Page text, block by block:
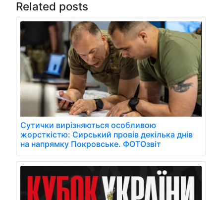
Related posts
Сутички вирізняються особливою
жорсткістю: Сирський провів декілька днів
на напрямку Покровське. ФОТОзвіт